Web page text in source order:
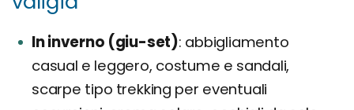
In inverno (giu-set) abbigliamento
casual e leggero, costume e sandali,
scarpe tipo trekking per eventuali